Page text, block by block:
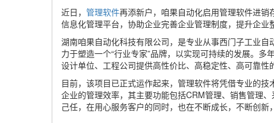
近日， 管理软件再添新户，咱果自动化启用管理软件进
信息化管理平台，协助企业完善企业管理制度，提升企业
湖南咱果自动化科技有限公司，是专业从事西门子工业
力于塑造一个“行业专家”品牌，以实现可持续的发展。多
设计单位、工程公司提供高性价比、高稳定性、高可靠性
目前，该项目已正式运作起来，管理软件将凭借专业的
企业的管理效率，其主要功能包括CRM管理、销售管理
己任，在用心服务客户的同时，也在不断成长，不断创